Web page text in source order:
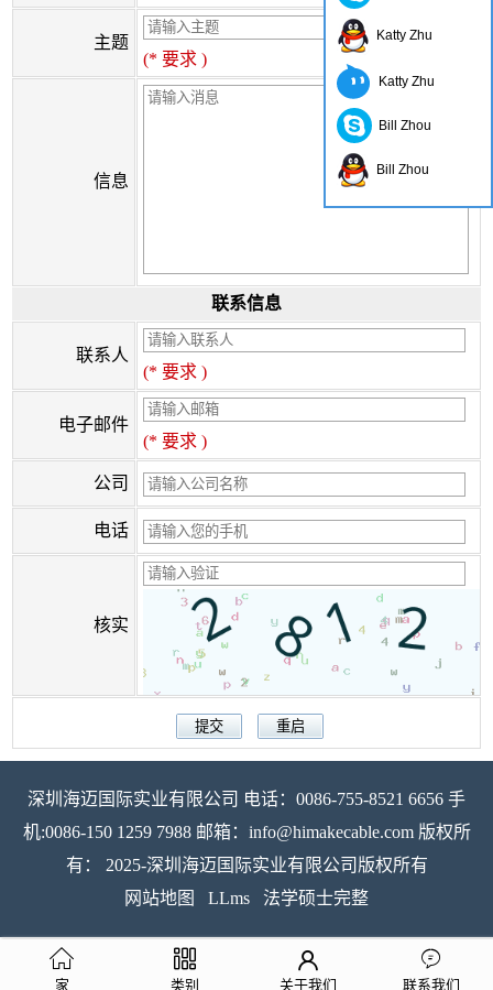
主题
(* 要求 )
信息
联系信息
联系人
(* 要求 )
电子邮件
(* 要求 )
公司
电话
核实
深圳海迈国际实业有限公司 电话：0086-755-8521 6656 手
机:0086-150 1259 7988 邮箱：info@himakecable.com 版权所
有： 2025-深圳海迈国际实业有限公司版权所有
网站地图
LLms 法学硕士完整
家 类别 关于我们 联系我们
Katty Zhu
Katty Zhu
Bill Zhou
Bill Zhou